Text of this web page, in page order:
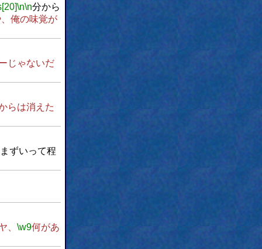
\n\n分から
俺の味覚が
じゃないだ
らは消えた
ずいって程
、 \w9何があ